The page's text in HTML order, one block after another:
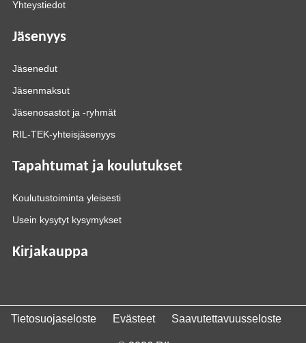
Yhteystiedot
Jäsenyys
Jäsenedut
Jäsenmaksut
Jäsenosastot ja -ryhmät
RIL-TEK-yhteisjäsenyys
Tapahtumat ja koulutukset
Koulutustoiminta yleisesti
Usein kysytyt kysymykset
Kirjakauppa
Tietosuojaseloste Evästeet Saavutettavuusseloste